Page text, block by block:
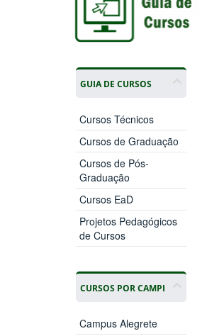
GUIA DE CURSOS
Cursos Técnicos
Cursos de Graduação
Cursos de Pós-
Graduação
Cursos EaD
Projetos Pedagógicos
de Cursos
CURSOS POR CAMPI
Campus Alegrete